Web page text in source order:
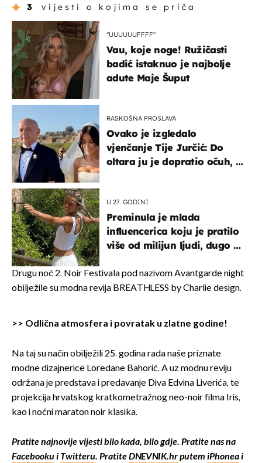
3 vijesti o kojima se priča
"UUUUUUFFFF"
Vau, koje noge! Ružičasti
badić istaknuo je najbolje
adute Maje Šuput
RASKOŠNA PROSLAVA
Ovako je izgledalo
vjenčanje Tije Jurčić: Do
oltara ju je dopratio očuh, a
U 27. GODINI
Preminula je mlada
influencerica koju je pratilo
više od milijun ljudi, dugo se
Drugu noć 2. Noir Festivala pod nazivom Avantgarde night
obilježile su modna revija BREATHLESS by Charlie design.
>> Odlična atmosfera i povratak u zlatne godine!
Na taj su način obilježili 25. godina rada naše priznate
modne dizajnerice Loredane Bahorić. A uz modnu reviju
održana je predstava i predavanje Diva Edvina Liverića, te
projekcija hrvatskog kratkometražnog neo-noir filma Iris,
kao i noćni maraton noir klasika.
Pratite najnovije vijesti bilo kada, bilo gdje. Pratite nas na
Facebookui Twitteru. PratiteDNEVNIK.hrputem iPhoneai